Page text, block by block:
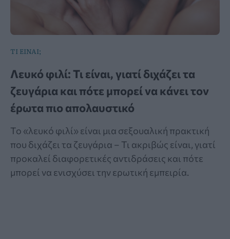
ΤΙ ΕΙΝΑΙ;
Λευκό φιλί: Τι είναι, γιατί διχάζει τα
ζευγάρια και πότε μπορεί να κάνει τον
έρωτα πιο απολαυστικό
Το «λευκό φιλί» είναι μια σεξουαλική πρακτική
που διχάζει τα ζευγάρια – Τι ακριβώς είναι, γιατί
προκαλεί διαφορετικές αντιδράσεις και πότε
μπορεί να ενισχύσει την ερωτική εμπειρία.